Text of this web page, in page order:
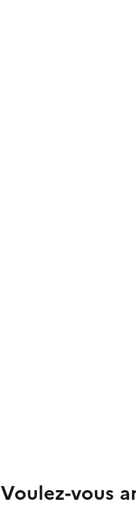
Voulez-vous